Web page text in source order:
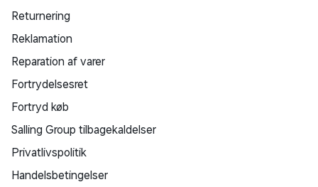
Returnering
Reklamation
Reparation af varer
Fortrydelsesret
Fortryd køb
Salling Group tilbagekaldelser
Privatlivspolitik
Handelsbetingelser